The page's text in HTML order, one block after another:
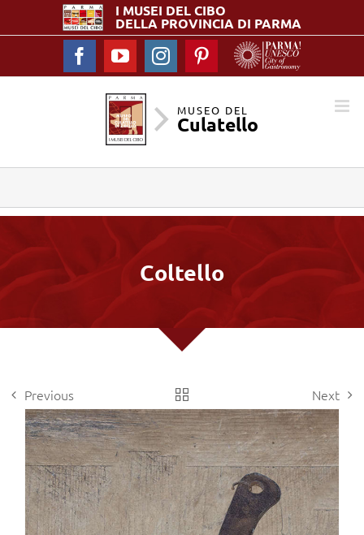
I MUSEI DELCIBO
DELLA PROVINCIA DI PARMA
FacebookYouTubeInstagramPinterest
MUSEO DEL
Culatello
Coltello
Previous Next
View
Larger
Image